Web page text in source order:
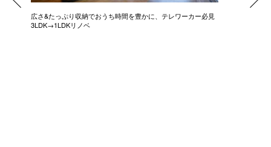
広さ&たっぷり収納でおうち時間を豊かに、テレワーカー必見
3LDK→1LDKリノベ